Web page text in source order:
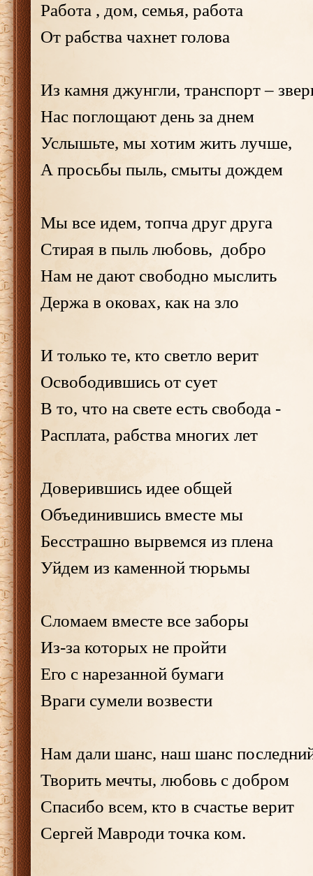
Работа , дом, семья, работа
От рабства чахнет голова
Из камня джунгли, транспорт –
Нас поглощают день за днем
Услышьте, мы хотим жить лучше,
А просьбы пыль, смыты дождем
Мы все идем, топча друг друга
Стирая в пыль любовь, добро
Нам не дают свободно мыслить
Держа в оковах, как на зло
И только те, кто светло верит
Освободившись от сует
В то, что на свете есть свобода -
Расплата, рабства многих лет
Доверившись идее общей
Объединившись вместе мы
Бесстрашно вырвемся из плена
Уйдем из каменной тюрьмы
Сломаем вместе все заборы
Из-за которых не пройти
Его с нарезанной бумаги
Враги сумели возвести
Нам дали шанс, наш шанс
Творить мечты, любовь с добром
Спасибо всем, кто в счастье верит
Сергей Мавроди точка ком.